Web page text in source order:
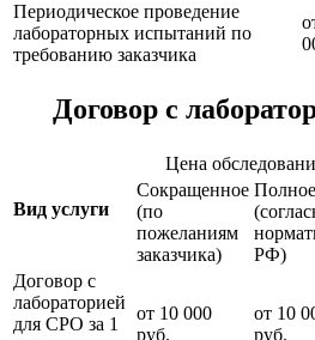
Периодическое проведение
лабораторных испытаний по
требованию заказчика
Договор с
Вид услуги
Цена
Сокращенное
(по
пожеланиям
заказчика)
Полное
РФ)
Договор с
лабораторией
для СРО за 1
от 10 000
руб.
от 10
руб.